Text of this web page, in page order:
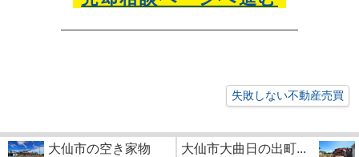
失敗しない不動産売買
大仙市の空き家物
大仙市大曲日の出町...